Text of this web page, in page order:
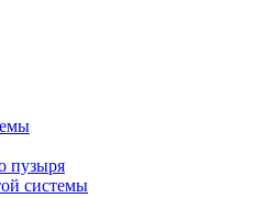
пузыря
системы